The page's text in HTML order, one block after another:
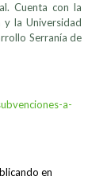
Cuenta con la
y la Universidad
Serranía de
a-
en